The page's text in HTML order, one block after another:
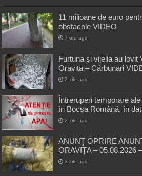
11 milioane de euro
obstacole VIDEO
7 ore ago
Furtuna și vijelia au lovit
Oravița – Cărbunari
2 zile ago
Întreruperi temporare
în Bocșa Română, în
2 zile ago
ANUNŢ OPRIRE
ORAVIȚA – 05.08.2026
3 zile ago